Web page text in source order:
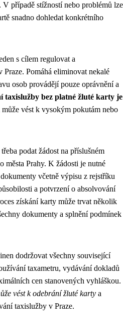
V případě stížností nebo problémů lze
snadno dohledat konkrétního
s cílem regulovat a
Pomáhá eliminovat nekalé
osob provádějí pouze oprávnění a
taxislužby bez platné žluté karty je
může vést k vysokým pokutám nebo
podat žádost na příslušném
města Prahy. K žádosti je nutné
včetně výpisu z rejstříku
a potvrzení o absolvování
získání karty může trvat několik
dokumenty a splnění podmínek
dodržovat všechny související
taxametru, vydávání dokladů
cen stanovených vyhláškou.
vést k odebrání žluté karty a
taxislužby v Praze.